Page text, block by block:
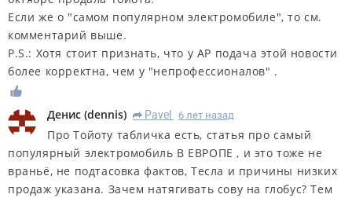
Если же о "самом популярном электромобиле", то см.
комментарий выше.
P.S.: Хотя стоит признать, что у АР подача этой новости
более корректна, чем у "непрофессионалов" .
Денис (dennis) R Pavel 6 лет назад
Про Тойоту табличка есть, статья про самый
популярный электромобиль В ЕВРОПЕ , и это тоже не
враньё, не подтасовка фактов, Тесла и причины низких
продаж указана. Зачем натягивать сову на глобус? Тем